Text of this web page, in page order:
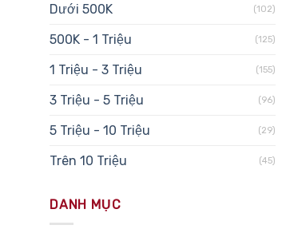
Dưới 500K (102)
500K - 1 Triệu (125)
1 Triệu - 3 Triệu (155)
3 Triệu - 5 Triệu (96)
5 Triệu - 10 Triệu (29)
Trên 10 Triệu (45)
DANH MỤC